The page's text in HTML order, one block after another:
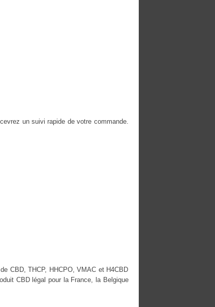
un suivi rapide de votre commande.
CBD, THCP, HHCPO, VMAC et H4CBD
CBD légal pour la France, la Belgique